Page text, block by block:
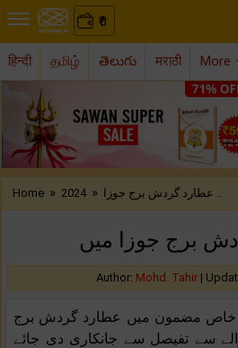
₹
0
हिन्दी தமிழ் తెలుగు मराठी More
Previous
Home » 2024 »
برج جوزا میں
Author: Mohd. Tahir |
خاص مضمون میں عطارد گردش برج
سے تفیصل سے جانکاری دی جائے